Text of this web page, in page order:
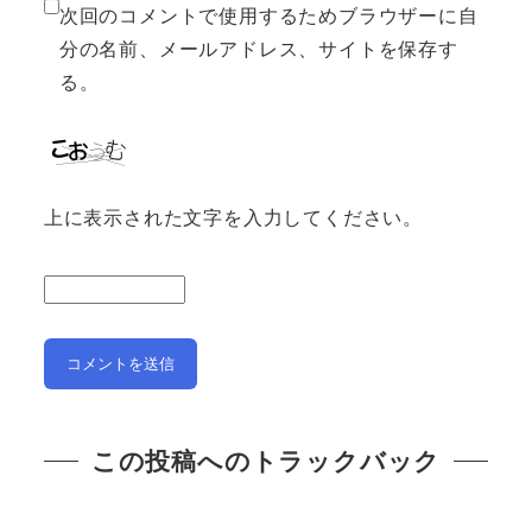
次回のコメントで使用するためブラウザーに自
分の名前、メールアドレス、サイトを保存す
る。
上に表示された文字を入力してください。
この投稿へのトラックバック